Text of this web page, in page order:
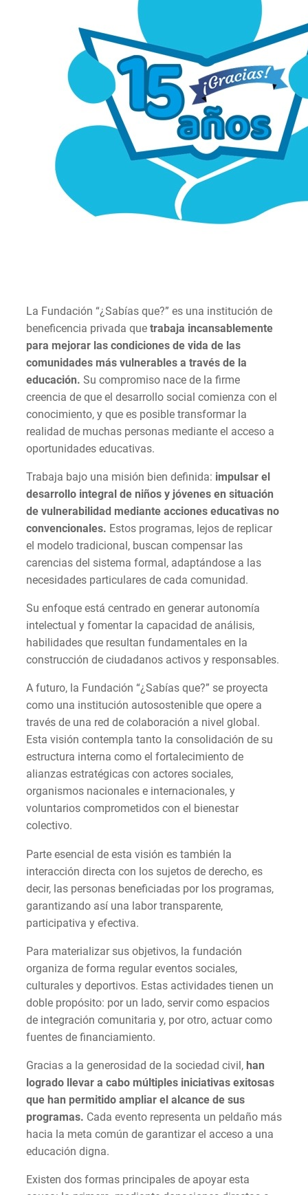
La Fundación “¿Sabías que?” es una institución de
beneficencia privada que trabaja incansablemente
para mejorar las condiciones de vida de las
comunidades más vulnerables a través de la
educación. Su compromiso nace de la firme
creencia de que el desarrollo social comienza con el
conocimiento, y que es posible transformar la
realidad de muchas personas mediante el acceso a
oportunidades educativas.
Trabaja bajo una misión bien definida: impulsar el
desarrollo integral de niños y jóvenes en situación
de vulnerabilidad mediante acciones educativas no
convencionales. Estos programas, lejos de replicar
el modelo tradicional, buscan compensar las
carencias del sistema formal, adaptándose a las
necesidades particulares de cada comunidad.
Su enfoque está centrado en generar autonomía
intelectual y fomentar la capacidad de análisis,
habilidades que resultan fundamentales en la
construcción de ciudadanos activos y responsables.
A futuro, la Fundación “¿Sabías que?” se proyecta
como una institución autosostenible que opere a
través de una red de colaboración a nivel global.
Esta visión contempla tanto la consolidación de su
estructura interna como el fortalecimiento de
alianzas estratégicas con actores sociales,
organismos nacionales e internacionales, y
voluntarios comprometidos con el bienestar
colectivo.
Parte esencial de esta visión es también la
interacción directa con los sujetos de derecho, es
decir, las personas beneficiadas por los programas,
garantizando así una labor transparente,
participativa y efectiva.
Para materializar sus objetivos, la fundación
organiza de forma regular eventos sociales,
culturales y deportivos. Estas actividades tienen un
doble propósito: por un lado, servir como espacios
de integración comunitaria y, por otro, actuar como
fuentes de financiamiento.
Gracias a la generosidad de la sociedad civil, han
logrado llevar a cabo múltiples iniciativas exitosas
que han permitido ampliar el alcance de sus
programas. Cada evento representa un peldaño más
hacia la meta común de garantizar el acceso a una
educación digna.
Existen dos formas principales de apoyar esta